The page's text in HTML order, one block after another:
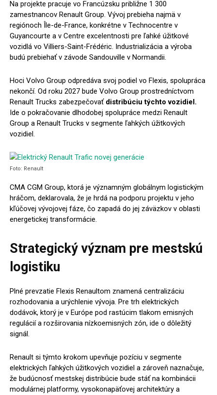
Na projekte pracuje vo Francúzsku približne 1 300
zamestnancov Renault Group. Vývoj prebieha najmä v
regiónoch Île-de-France, konkrétne v Technocentre v
Guyancourte a v Centre excelentnosti pre ľahké úžitkové
vozidlá vo Villiers-Saint-Frédéric. Industrializácia a výroba
budú prebiehať v závode Sandouville v Normandii.
Hoci Volvo Group odpredáva svoj podiel vo Flexis, spolupráca
nekončí. Od roku 2027 bude Volvo Group prostredníctvom
Renault Trucks zabezpečovať distribúciu týchto vozidiel.
Ide o pokračovanie dlhodobej spolupráce medzi Renault
Group a Renault Trucks v segmente ľahkých úžitkových
vozidiel.
Foto: Renault
CMA CGM Group, ktorá je významným globálnym logistickým
hráčom, deklarovala, že je hrdá na podporu projektu v jeho
kľúčovej vývojovej fáze, čo zapadá do jej záväzkov v oblasti
energetickej transformácie.
Strategický význam pre mestskú
logistiku
Plné prevzatie Flexis Renaultom znamená centralizáciu
rozhodovania a urýchlenie vývoja. Pre trh elektrických
dodávok, ktorý je v Európe pod rastúcim tlakom emisných
regulácií a rozširovania nízkoemisných zón, ide o dôležitý
signál.
Renault si týmto krokom upevňuje pozíciu v segmente
elektrických ľahkých úžitkových vozidiel a zároveň naznačuje,
že budúcnosť mestskej distribúcie bude stáť na kombinácii
modulárnej platformy, vysokonapäťovej architektúry a